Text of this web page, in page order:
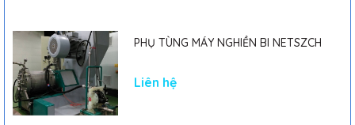
PHỤ TÙNG MÁY NGHIỀN BI NETSZCH
Liên hệ